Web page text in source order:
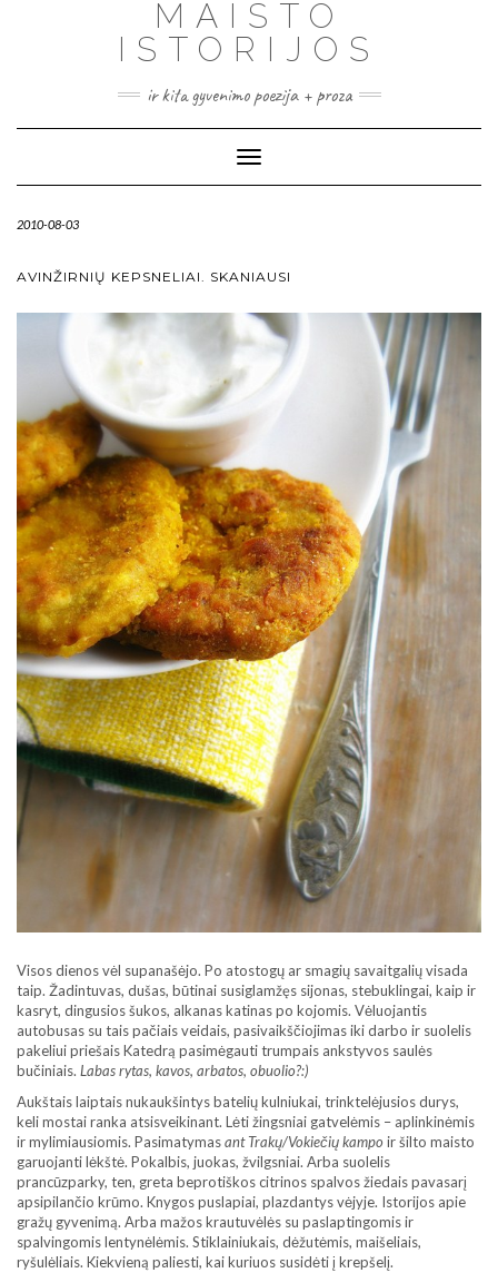
MAISTO
ISTORIJOS
ir kita gyvenimo poezija + proza
Toggle
Navigation
2010-08-03
AVINŽIRNIŲ KEPSNELIAI. SKANIAUSI
Visos dienos vėl supanašėjo. Po atostogų ar smagių savaitgalių visada
taip. Žadintuvas, dušas, būtinai susiglamžęs sijonas, stebuklingai, kaip ir
kasryt, dingusios šukos, alkanas katinas po kojomis. Vėluojantis
autobusas su tais pačiais veidais, pasivaikščiojimas iki darbo ir suolelis
pakeliui priešais Katedrą pasimėgauti trumpais ankstyvos saulės
bučiniais. Labas rytas, kavos, arbatos, obuolio?:)
Aukštais laiptais nukaukšintys batelių kulniukai, trinktelėjusios durys,
keli mostai ranka atsisveikinant. Lėti žingsniai gatvelėmis – aplinkinėmis
ir mylimiausiomis. Pasimatymasant Trakų/Vokiečių kampo ir šilto maisto
garuojanti lėkštė. Pokalbis, juokas, žvilgsniai. Arba suolelis
prancūzparky, ten, greta beprotiškos citrinos spalvos žiedais pavasarį
apsipilančio krūmo. Knygos puslapiai, plazdantys vėjyje. Istorijos apie
gražų gyvenimą. Arba mažos krautuvėlės su paslaptingomis ir
spalvingomis lentynėlėmis. Stiklainiukais, dėžutėmis, maišeliais,
ryšulėliais. Kiekvieną paliesti, kai kuriuos susidėti į krepšelį.